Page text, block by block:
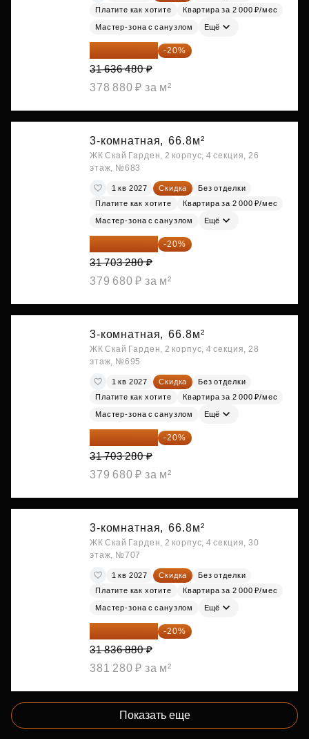
Платите как хотите
Квартира за 2 000 ₽/мес
Мастер-зона с санузлом Ещё
25 309 184 ₽ -20%
31 636 480 ₽
378 880 ₽ за м²
3-комнатная, 66.8м²
ЖК Скай Гарден, 2 корпус, 4 секция, 26
этаж, №683
1 кв 2027 Скидка
Без отделки
Платите как хотите
Квартира за 2 000 ₽/мес
Мастер-зона с санузлом Ещё
25 362 624 ₽ -20%
31 703 280 ₽
379 680 ₽ за м²
3-комнатная, 66.8м²
ЖК Скай Гарден, 2 корпус, 4 секция, 28
этаж, №695
1 кв 2027 Скидка
Без отделки
Платите как хотите
Квартира за 2 000 ₽/мес
Мастер-зона с санузлом Ещё
25 362 624 ₽ -20%
31 703 280 ₽
379 680 ₽ за м²
3-комнатная, 66.8м²
ЖК Скай Гарден, 2 корпус, 4 секция, 30
этаж, №707
1 кв 2027 Скидка
Без отделки
Платите как хотите
Квартира за 2 000 ₽/мес
Мастер-зона с санузлом Ещё
25 469 504 ₽ -20%
31 836 880 ₽
381 280 ₽ за м²
Показать еще